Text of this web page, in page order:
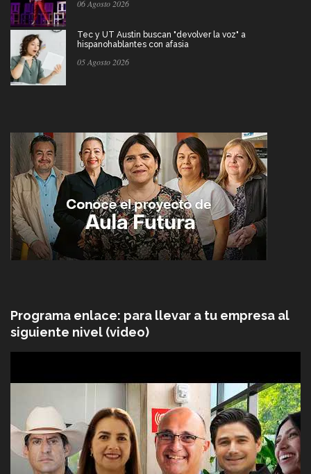
06 Agosto 2026
Tec y UT Austin buscan "devolver la voz" a
hispanohablantes con afasia
05 Agosto 2026
Programa enlace: para llevar a tu empresa al
siguiente nivel (video)